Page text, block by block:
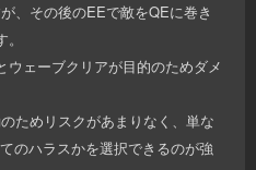
、その後のEEで敵をQEに巻き
ェーブクリアが目的のためダメ
ためリスクがあまりなく、単な
のハラスかを選択できるのが強